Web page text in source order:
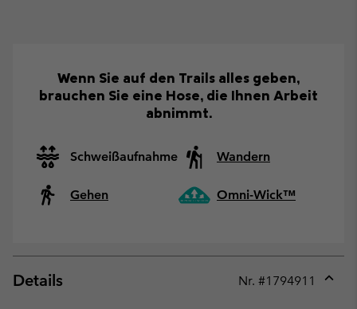
Wenn Sie auf den Trails alles geben,
brauchen Sie eine Hose, die Ihnen Arbeit
abnimmt.
Schweißaufnahme Wandern
Gehen Omni-Wick™
Details Nr. #1794911